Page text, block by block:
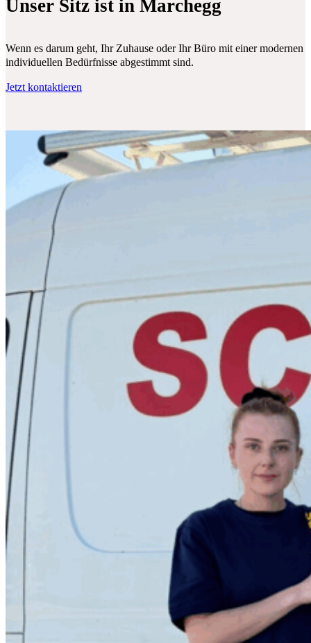
Unser Sitz ist in Marchegg
Wenn es darum geht, Ihr Zuhause oder Ihr Büro mit einer
individuellen Bedürfnisse abgestimmt sind.
Jetzt kontaktieren